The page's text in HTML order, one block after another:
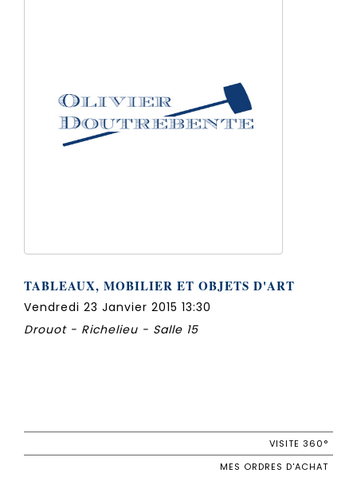
TABLEAUX, MOBILIER ET OBJETS D'ART
Vendredi 23 Janvier 2015 13:30
Drouot - Richelieu - Salle 15
VISITE 360°
MES ORDRES D'ACHAT